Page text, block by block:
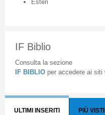
Esteri
IF Biblio
Consulta la sezione
IF BIBLIO per accedere ai
ULTIMI INSERITI PIÙ VISTI